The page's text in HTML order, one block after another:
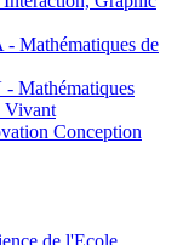
Mathématiques de
Mathématiques
Vivant
Conception
de l'Ecole